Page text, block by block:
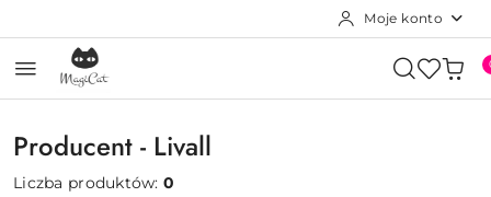
Moje konto
Producent - Livall
Liczba produktów:0